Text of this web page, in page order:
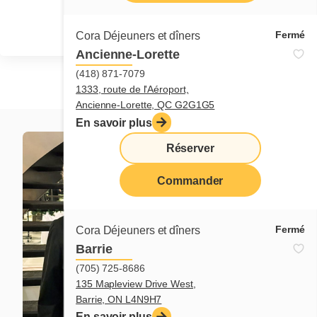
Cora Déjeuners et dîners Fermé
Ancienne-Lorette
(418) 871-7079
1333, route de l'Aéroport,
Ancienne-Lorette, QC G2G1G5
En savoir plus
Réserver
Commander
Cora Déjeuners et dîners Fermé
Barrie
(705) 725-8686
135 Mapleview Drive West,
Barrie, ON L4N9H7